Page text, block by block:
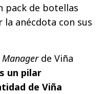
pack de botellas
anécdota con sus
de Viña
un pilar
de Viña